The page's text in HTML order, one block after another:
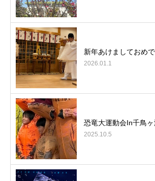
新年あけましておめ
2026.01.1
恐竜大運動会In千鳥
2025.10.5